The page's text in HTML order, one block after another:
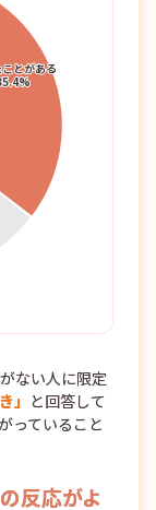
ない人に限定
」 と回答して
っていること
反応がよ